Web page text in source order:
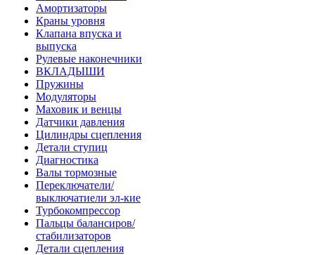
Амортизаторы
Краны уровня
Клапана впуска и
выпуска
Рулевые наконечники
ВКЛАДЫШИ
Пружины
Модуляторы
Маховик и венцы
Датчики давления
Цилиндры сцепления
Детали ступиц
Диагностика
Валы тормозные
Переключатели/
выключатиели эл-кие
Турбокомпрессор
Пальцы балансиров/
стабилизаторов
Детали сцепления